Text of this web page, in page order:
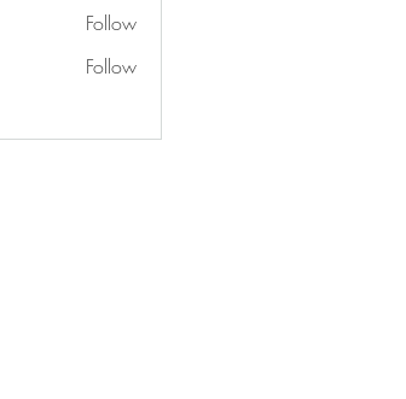
Follow
Follow